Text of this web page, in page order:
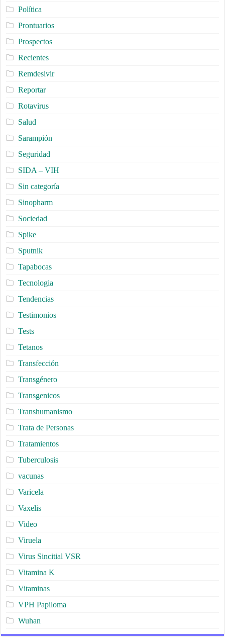
Política
Prontuarios
Prospectos
Recientes
Remdesivir
Reportar
Rotavirus
Salud
Sarampión
Seguridad
SIDA – VIH
Sin categoría
Sinopharm
Sociedad
Spike
Sputnik
Tapabocas
Tecnologia
Tendencias
Testimonios
Tests
Tetanos
Transfección
Transgénero
Transgenicos
Transhumanismo
Trata de Personas
Tratamientos
Tuberculosis
vacunas
Varicela
Vaxelis
Video
Viruela
Virus Sincitial VSR
Vitamina K
Vitaminas
VPH Papiloma
Wuhan